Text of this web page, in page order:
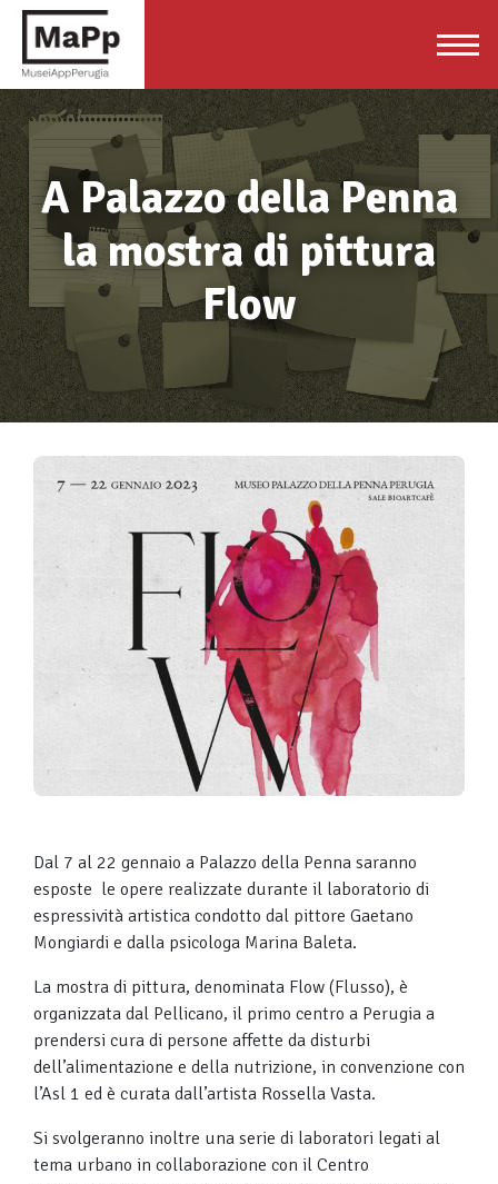
A Palazzo della Penna
la mostra di pittura
Flow
Dal 7 al 22 gennaio a Palazzo della Penna saranno
esposte le opere realizzate durante il laboratorio di
espressività artistica condotto dal pittore Gaetano
Mongiardi e dalla psicologa Marina Baleta.
La mostra di pittura, denominata Flow (Flusso), è
organizzata dal Pellicano, il primo centro a Perugia a
prendersi cura di persone affette da disturbi
dell’alimentazione e della nutrizione, in convenzione con
l’Asl 1 ed è curata dall’artista Rossella Vasta.
Si svolgeranno inoltre una serie di laboratori legati al
tema urbano in collaborazione con il Centro